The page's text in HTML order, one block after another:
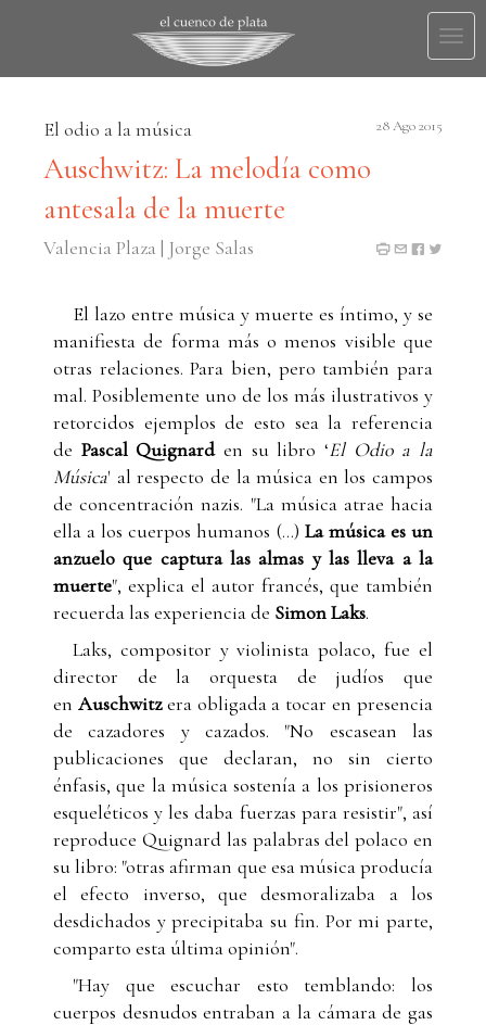
El odio a la música 28 Ago 2015
Auschwitz: La melodía como
antesala de la muerte
Valencia Plaza | Jorge Salas
El lazo entre música y muerte es íntimo, y se
manifiesta de forma más o menos visible que
otras relaciones. Para bien, pero también para
mal. Posiblemente uno de los más ilustrativos y
retorcidos ejemplos de esto sea la referencia
de Pascal Quignarden su libro ‘El Odio a la
Música' al respecto de la música en los campos
de concentración nazis. "La música atrae hacia
ella a los cuerpos humanos (...) La música es un
anzuelo que captura las almas y las lleva a la
muerte", explica el autor francés, que también
recuerda las experiencia de Simon Laks.
Laks, compositor y violinista polaco, fue el
director de la orquesta de judíos que
en Auschwitzera obligada a tocar en presencia
de cazadores y cazados. "No escasean las
publicaciones que declaran, no sin cierto
énfasis, que la música sostenía a los prisioneros
esqueléticos y les daba fuerzas para resistir", así
reproduce Quignard las palabras del polaco en
su libro: "otras afirman que esa música producía
el efecto inverso, que desmoralizaba a los
desdichados y precipitaba su fin. Por mi parte,
comparto esta última opinión".
"Hay que escuchar esto temblando: los
cuerpos desnudos entraban a la cámara de gas